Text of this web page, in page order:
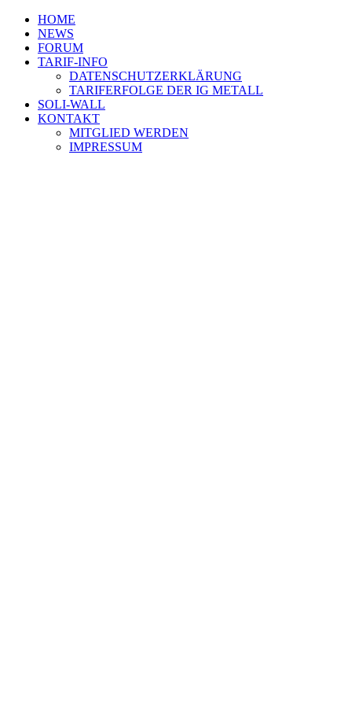
HOME
NEWS
FORUM
TARIF-INFO
DATENSCHUTZERKLÄRUNG
TARIFERFOLGE DER IG METALL
SOLI-WALL
KONTAKT
MITGLIED WERDEN
IMPRESSUM